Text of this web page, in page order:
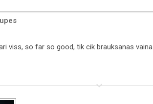
viss, so far so good, tik cik brauksanas vaina
keyboard_arrow_down